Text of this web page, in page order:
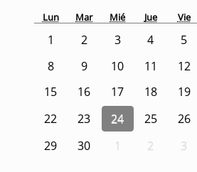
Lun Mar Mié Jue Vie
1 2 3 4 5
8
9 10 11 12
15
16 17 18 19
22
23 24 25 26
29
30 1 2 3